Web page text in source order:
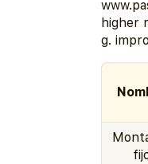
higher
g.